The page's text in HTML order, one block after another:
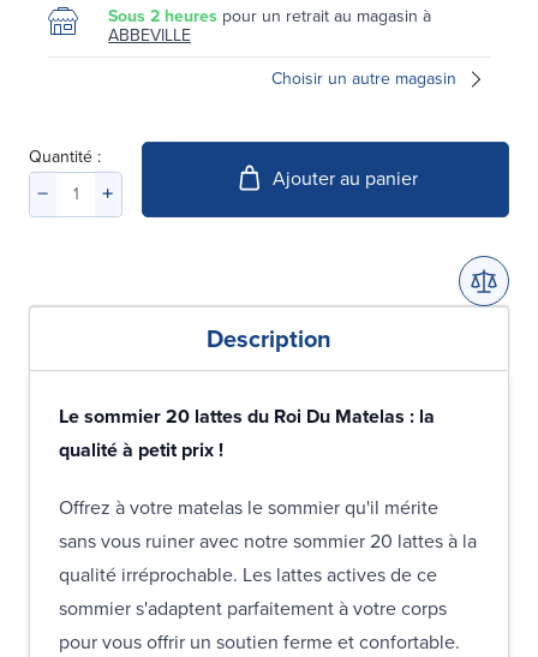
Sous 2 heures pour un retrait au magasin à
ABBEVILLE
Choisir un autre magasin
Quantité :
Ajouter au panier
Description
Le sommier 20 lattes du Roi Du Matelas : la
qualité à petit prix !
Offrez à votre matelas le sommier qu'il mérite
sans vous ruiner avec notre sommier 20 lattes à la
qualité irréprochable. Les lattes actives de ce
sommier s'adaptent parfaitement à votre corps
pour vous offrir un soutien ferme et confortable.